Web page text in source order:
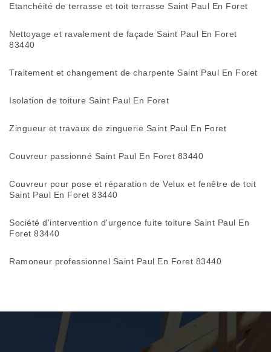
Etanchéité de terrasse et toit terrasse Saint Paul En Foret
Nettoyage et ravalement de façade Saint Paul En Foret
83440
Traitement et changement de charpente Saint Paul En Foret
Isolation de toiture Saint Paul En Foret
Zingueur et travaux de zinguerie Saint Paul En Foret
Couvreur passionné Saint Paul En Foret 83440
Couvreur pour pose et réparation de Velux et fenêtre de toit
Saint Paul En Foret 83440
Société d'intervention d'urgence fuite toiture Saint Paul En
Foret 83440
Ramoneur professionnel Saint Paul En Foret 83440